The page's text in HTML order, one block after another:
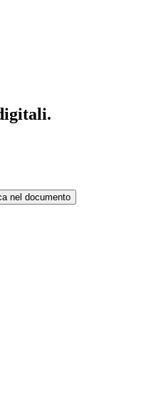
nel documento